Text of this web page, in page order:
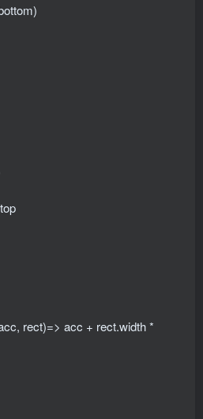
rect)=> acc + rect.width *